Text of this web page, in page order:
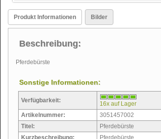
Produkt Informationen Bilder
Beschreibung:
Pferdebürste
Sonstige Informationen:
Verfügbarkeit:
16x auf Lager
Artikelnummer:
3051457002
Titel:
Pferdebürste
Kurzbeschreibung:
Pferdebürste